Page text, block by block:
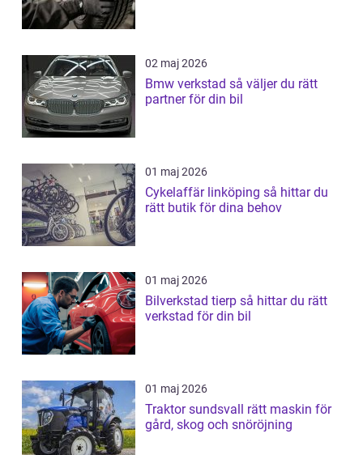
02 maj 2026
Bmw verkstad så väljer du rätt
partner för din bil
01 maj 2026
Cykelaffär linköping så hittar du
rätt butik för dina behov
01 maj 2026
Bilverkstad tierp så hittar du rätt
verkstad för din bil
01 maj 2026
Traktor sundsvall rätt maskin för
gård, skog och snöröjning